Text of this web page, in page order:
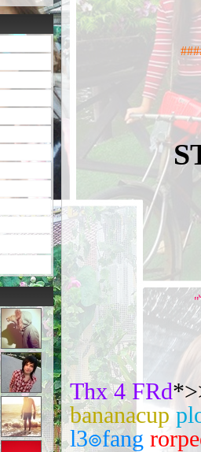
Thx 4 FRd
bananacup
l3๏fang